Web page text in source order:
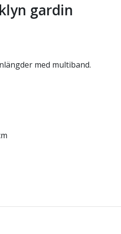
gardin
med multiband.